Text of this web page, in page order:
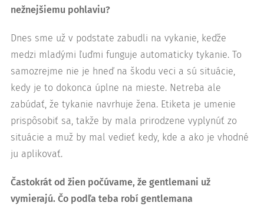
nežnejšiemu pohlaviu?
Dnes sme už v podstate zabudli na vykanie, keďže
medzi mladými ľuďmi funguje automaticky tykanie. To
samozrejme nie je hneď na škodu veci a sú situácie,
kedy je to dokonca úplne na mieste. Netreba ale
zabúdať, že tykanie navrhuje žena. Etiketa je umenie
prispôsobiť sa, takže by mala prirodzene vyplynúť zo
situácie a muž by mal vedieť kedy, kde a ako je vhodné
ju aplikovať.
Častokrát od žien počúvame, že gentlemani už
vymierajú. Čo podľa teba robí gentlemana